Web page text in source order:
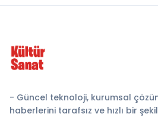
- Güncel teknoloji, kurumsal
haberlerini tarafsız ve hızlı bir